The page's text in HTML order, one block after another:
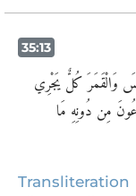
35:13
وَالْقَمَرَ كُلٌّ يَجْرِي
مِن دُونِهِ مَا
Transliteration